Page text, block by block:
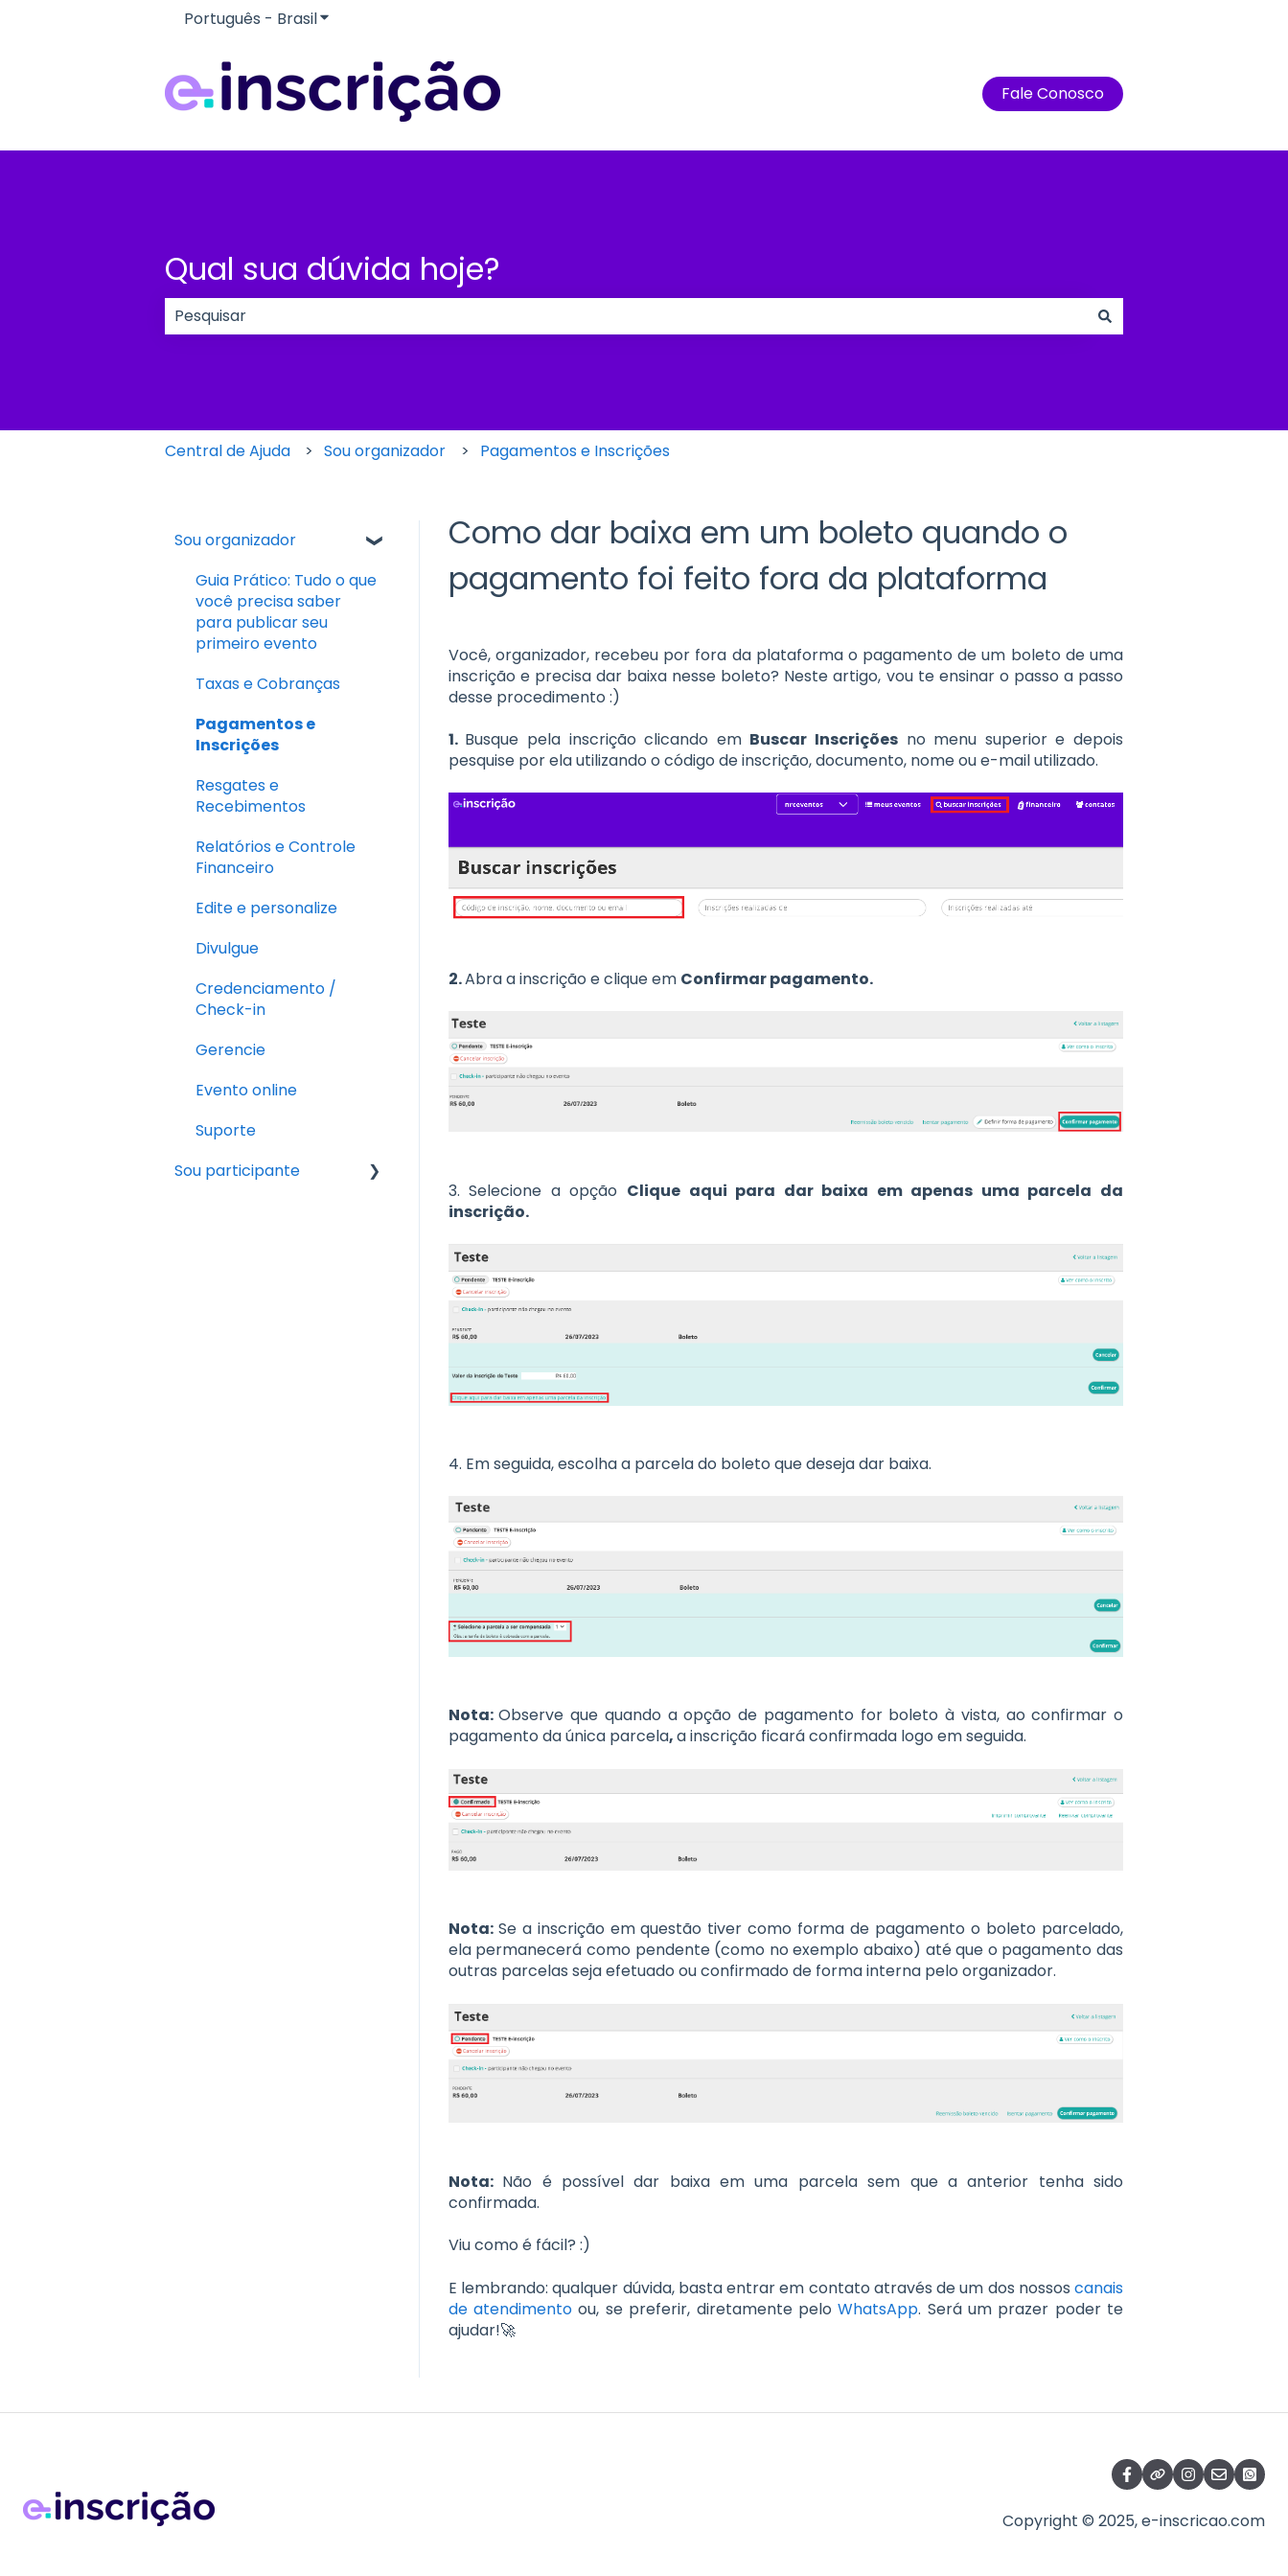
Português - BrasilMostrar submenu para traduções
Fale Conosco
Qual sua dúvida hoje?
Central de Ajuda Sou organizador Pagamentos e Inscrições
Como dar baixa em um boleto quando o
pagamento foi feito fora da plataforma
Você, organizador, recebeu por fora da plataforma o pagamento de um boleto de uma
inscrição e precisa dar baixa nesse boleto? Neste artigo, vou te ensinar o passo a passo
desse procedimento :)
1. Busque pela inscrição clicando em Buscar Inscrições no menu superior e depois
pesquise por ela utilizando o código de inscrição, documento, nome ou e-mail utilizado.
2.Abra a inscrição e clique em Confirmar pagamento.
3. Selecione a opção Clique aqui para dar baixa em apenas uma parcela da
inscrição.
4. Em seguida, escolha a parcela do boleto que deseja dar baixa.
Nota:Observe que quando a opção de pagamento for boleto à vista, ao confirmar o
pagamento da única parcela,a inscrição ficará confirmada logo em seguida.
Nota: Se a inscrição em questão tiver como forma de pagamento o boleto parcelado,
ela permanecerá como pendente (como no exemplo abaixo) até que o pagamento das
outras parcelas seja efetuado ou confirmado de forma interna pelo organizador.
Nota: Não é possível dar baixa em uma parcela sem que a anterior tenha sido
confirmada.
Viu como é fácil? :)
E lembrando: qualquer dúvida, basta entrar em contato através de um dos nossos canais
de atendimento ou, se preferir, diretamente peloWhatsApp. Será um prazer poder te
ajudar!🚀
Sou organizador
Guia Prático: Tudo o que
você precisa saber
para publicar seu
primeiro evento
Taxas e Cobranças
Pagamentos e
Inscrições
Resgates e
Recebimentos
Relatórios e Controle
Financeiro
Edite e personalize
Divulgue
Credenciamento /
Check-in
Gerencie
Evento online
Suporte
Sou participante
Copyright © 2025, e-inscricao.com